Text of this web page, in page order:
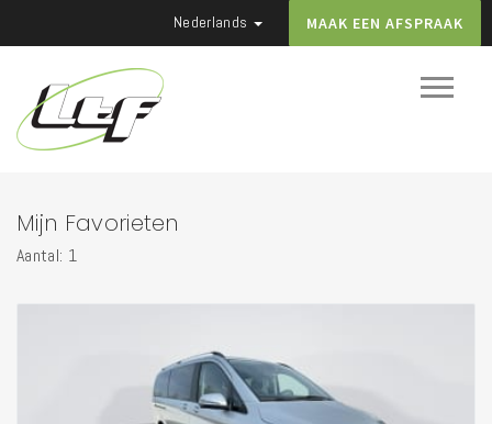
Nederlands MAAK EEN AFSPRAAK
Mijn Favorieten
Aantal: 1